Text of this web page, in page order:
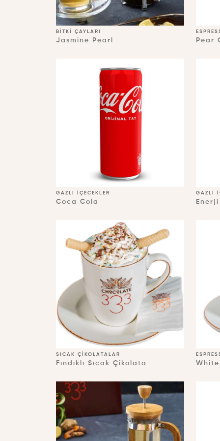
BITKI ÇAYLARI
Jasmine Pearl Pear
GAZLI İÇECEKLER
Coca Cola
GAZLI
SICAK ÇIKOLATALAR
Fındıklı Sıcak Çikolata